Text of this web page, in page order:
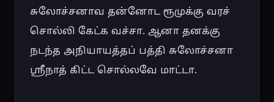
சுலோச்சனாவ தன்னோட ரூமுக்கு வரச்
சொல்லி கேட்க வச்சா. ஆனா தனக்கு
நடந்த அநியாயத்தப் பத்தி சுலோச்சனா
ஸ்ரீநாத் கிட்ட சொல்லவே மாட்டா.